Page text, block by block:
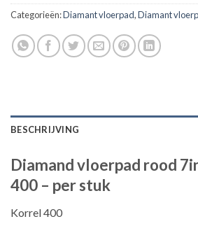
Categorieën:Diamant vloerpad,Diamant
BESCHRIJVING
Diamand vloerpad rood
400 – per stuk
Korrel 400